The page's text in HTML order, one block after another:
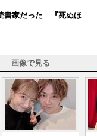
書家だった 『死ぬほ
画像で見る